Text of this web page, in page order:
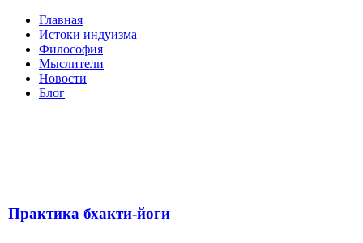
Главная
Истоки индуизма
Философия
Мыслители
Новости
Блог
Практика бхакти-йоги